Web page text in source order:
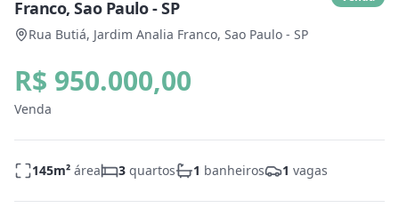
Franco, Sao Paulo - SP
Rua Butiá, Jardim Analia Franco, Sao Paulo - SP
R$ 950.000,00
Venda
145m² área 3 quartos 1 banheiros 1 vagas